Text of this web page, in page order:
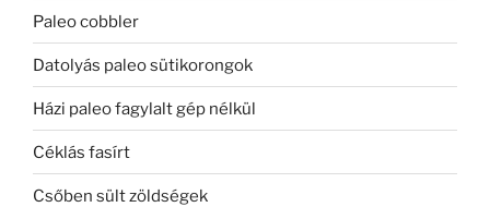
Paleo cobbler
Datolyás paleo sütikorongok
Házi paleo fagylalt gép nélkül
Céklás fasírt
Csőben sült zöldségek